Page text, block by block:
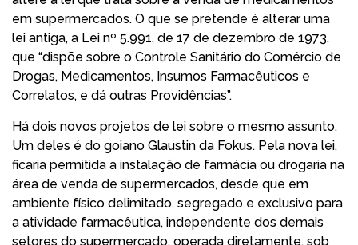
em supermercados. O que se pretende é alterar uma
lei antiga, a Lei nº 5.991, de 17 de dezembro de 1973,
que “dispõe sobre o Controle Sanitário do Comércio de
Drogas, Medicamentos, Insumos Farmacêuticos e
Correlatos, e dá outras Providências”.
Há dois novos projetos de lei sobre o mesmo assunto.
Um deles é do goiano Glaustin da Fokus. Pela nova lei,
ficaria permitida a instalação de farmácia ou drogaria na
área de venda de supermercados, desde que em
ambiente físico delimitado, segregado e exclusivo para
a atividade farmacêutica, independente dos demais
setores do supermercado, operada diretamente, sob